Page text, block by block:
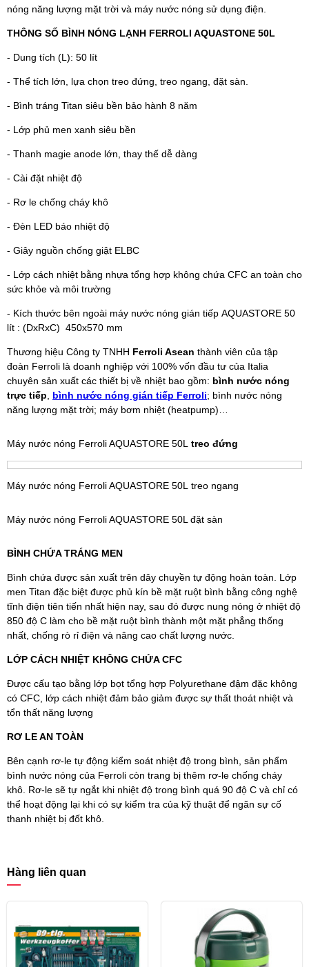
nóng năng lượng mặt trời và máy nước nóng sử dụng điện.
THÔNG SỐ BÌNH NÓNG LẠNH FERROLI AQUASTONE 50L
- Dung tích (L): 50 lít
- Thể tích lớn, lựa chọn treo đứng, treo ngang, đặt sàn.
- Bình tráng Titan siêu bền bảo hành 8 năm
- Lớp phủ men xanh siêu bền
- Thanh magie anode lớn, thay thế dễ dàng
- Cài đặt nhiệt độ
- Rơ le chống cháy khô
- Đèn LED báo nhiệt độ
- Giây nguồn chống giật ELBC
- Lớp cách nhiệt bằng nhựa tổng hợp không chứa CFC an toàn cho
sức khỏe và môi trường
- Kích thước bên ngoài máy nước nóng gián tiếp AQUASTORE 50
lít : (DxRxC) 450x570 mm
Thương hiệu Công ty TNHH Ferroli Asean thành viên của tập
đoàn Ferroli là doanh nghiệp với 100% vốn đầu tư của Italia
chuyên sản xuất các thiết bị về nhiệt bao gồm: bình nước nóng
trực tiếp
bình nước nóng gián tiếp Ferroli; bình nước nóng
năng lượng mặt trời; máy bơm nhiệt (heatpump)…
Máy nước nóng Ferroli AQUASTORE 50L treo đứng
Máy nước nóng Ferroli AQUASTORE 50L treo ngang
Máy nước nóng Ferroli AQUASTORE 50L đặt sàn
BÌNH CHỨA TRÁNG MEN
Bình chứa được sản xuất trên dây chuyền tự động hoàn toàn. Lớp
men Titan đặc biệt được phủ kín bề mặt ruột bình bằng công nghệ
tĩnh điện tiên tiến nhất hiện nay, sau đó được nung nóng ở nhiệt độ
850 độ C làm cho bề mặt ruột bình thành một mặt phẳng thống
nhất, chống rò rỉ điện và nâng cao chất lượng nước.
LỚP CÁCH NHIỆT KHÔNG CHỨA CFC
Được cấu tạo bằng lớp bọt tổng hợp Polyurethane đậm đặc không
có CFC, lớp cách nhiệt đảm bảo giảm được sự thất thoát nhiệt và
tổn thất năng lượng
RƠ LE AN TOÀN
Bên cạnh rơ-le tự động kiểm soát nhiệt độ trong bình, sản phẩm
bình nước nóng của Ferroli còn trang bị thêm rơ-le chống cháy
khô. Rơ-le sẽ tự ngắt khi nhiệt độ trong bình quá 90 độ C và chỉ có
thể hoạt động lại khi có sự kiểm tra của kỹ thuật để ngăn sự cố
thanh nhiệt bị đốt khô.
Hàng liên quan